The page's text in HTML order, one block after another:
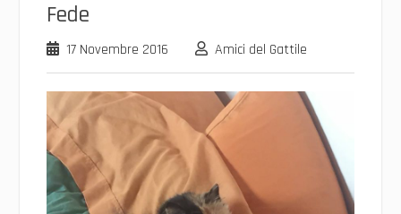
Fede
17 Novembre 2016 Amici del Gattile